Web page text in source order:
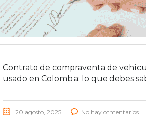
Contrato de compraventa de
usado en Colombia: lo que debes
20 agosto, 2025 No hay comentarios